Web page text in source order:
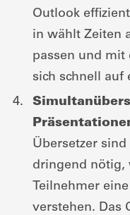
Outlook
in wählt Zeiten
passen und mit
sich schnell auf
Übersetzer
dringend nötig,
Teilnehmer
verstehen. Das